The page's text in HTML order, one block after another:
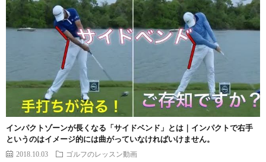
インパクトゾーンが長くなる「サイドベンド」とは｜インパクトで右手
というのはイメージ的には曲がっていなければいけません。
2018.10.03 ゴルフのレッスン動画